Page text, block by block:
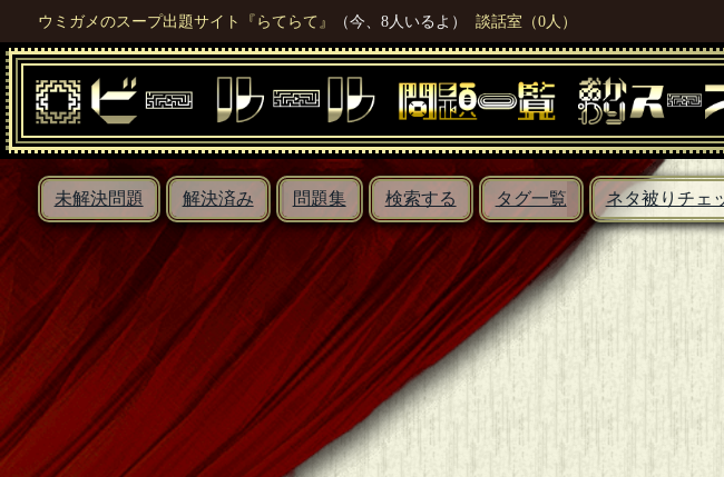
ウミガメのスープ出題サイト『らてらて』 （今、8人いるよ） 談話室（0人）
未解決問題 解決済み 問題集 検索する タグ一覧 ネタ被りチェ